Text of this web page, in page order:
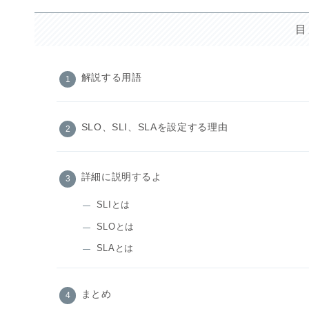
解説する用語
SLO、SLI、SLAを設定する理由
詳細に説明するよ
SLIとは
SLOとは
SLAとは
まとめ